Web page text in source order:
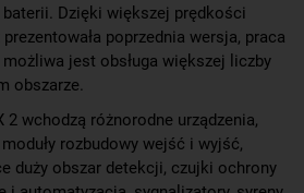
Dzięki większej prędkości
prezentowała poprzednia wersja, praca
jest obsługa większej liczby
obszarze.
2 wchodzą różnorodne urządzenia,
rozbudowy wejść i wyjść,
duży obszar detekcji, czujki ochrony